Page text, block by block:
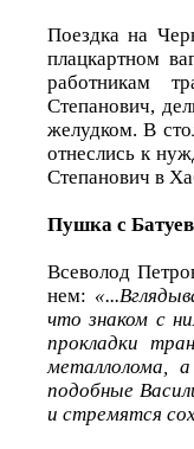
Поездка на
плацкартном
работникам
Степанович,
желудком. В
отнеслись к
Степанович в
Пушка с
Всеволод
нем:
что знаком с
прокладки
металлолома,
подобные
и стремятся